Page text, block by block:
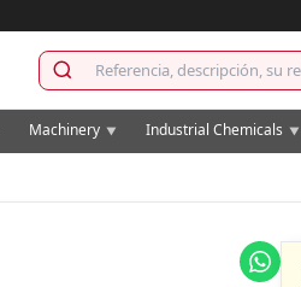
Machinery ▼ Industrial Chemicals ▼